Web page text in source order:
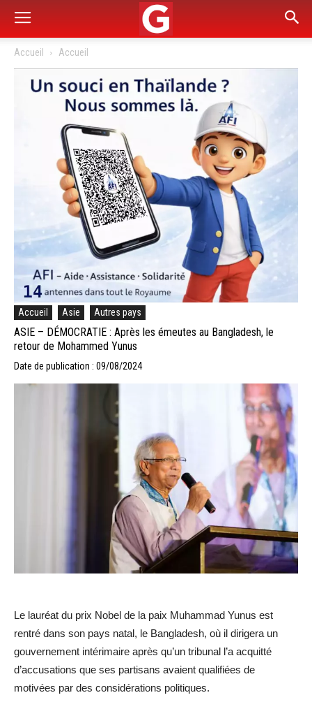
Accueil Accueil
Accueil Asie Autres pays
ASIE – DÉMOCRATIE : Après les émeutes au Bangladesh, le
retour de Mohammed Yunus
Date de publication : 09/08/2024
Le lauréat du prix Nobel de la paix Muhammad Yunus est
rentré dans son pays natal, le Bangladesh, où il dirigera un
gouvernement intérimaire après qu’un tribunal l’a acquitté
d’accusations que ses partisans avaient qualifiées de
motivées par des considérations politiques.